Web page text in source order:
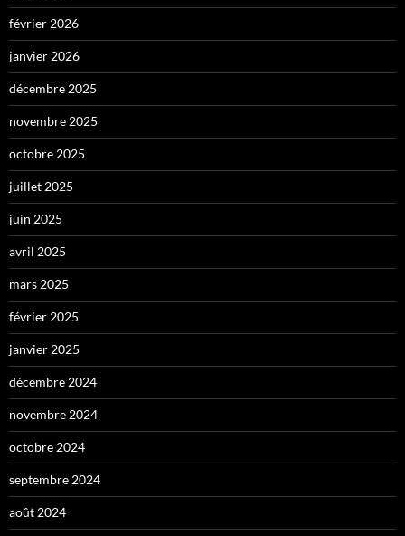
février 2026
janvier 2026
décembre 2025
novembre 2025
octobre 2025
juillet 2025
juin 2025
avril 2025
mars 2025
février 2025
janvier 2025
décembre 2024
novembre 2024
octobre 2024
septembre 2024
août 2024